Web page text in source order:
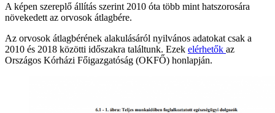
A képen szereplő állítás szerint 2010 óta több mint hatszorosára
növekedett az orvosok átlagbére.
Az orvosok átlagbérének alakulásáról nyilvános adatokat csak a
2010 és 2018 közötti időszakra találtunk. Ezek elérhetők az
Országos Kórházi Főigazgatóság (OKFŐ) honlapján.